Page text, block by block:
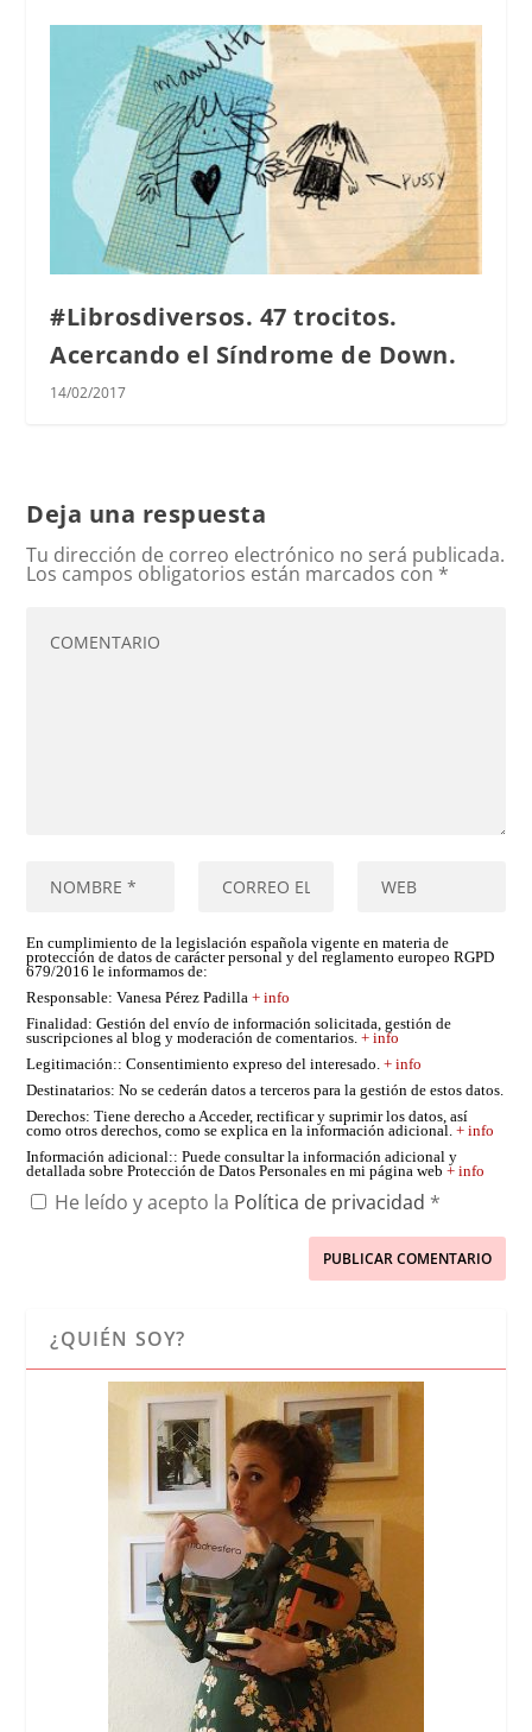
#Librosdiversos. 47 trocitos.
Acercando el Síndrome de Down.
14/02/2017
Deja una respuesta
Tu dirección de correo electrónico no será publicada.
Los campos obligatorios están marcados con *
En cumplimiento de la legislación española vigente en materia de
protección de datos de carácter personal y del reglamento europeo RGPD
679/2016 le informamos de:
Responsable: Vanesa Pérez Padilla+ info
Finalidad: Gestión del envío de información solicitada, gestión de
suscripciones al blog y moderación de comentarios.+ info
Legitimación:: Consentimiento expreso del interesado.+ info
Destinatarios: No se cederán datos a terceros para la gestión de estos datos.
Derechos: Tiene derecho a Acceder, rectificar y suprimir los datos, así
como otros derechos, como se explica en la información adicional.+ info
Información adicional:: Puede consultar la información adicional y
detallada sobre Protección de Datos Personales en mi página web+ info
He leído y acepto la Política de privacidad *
¿QUIÉN SOY?